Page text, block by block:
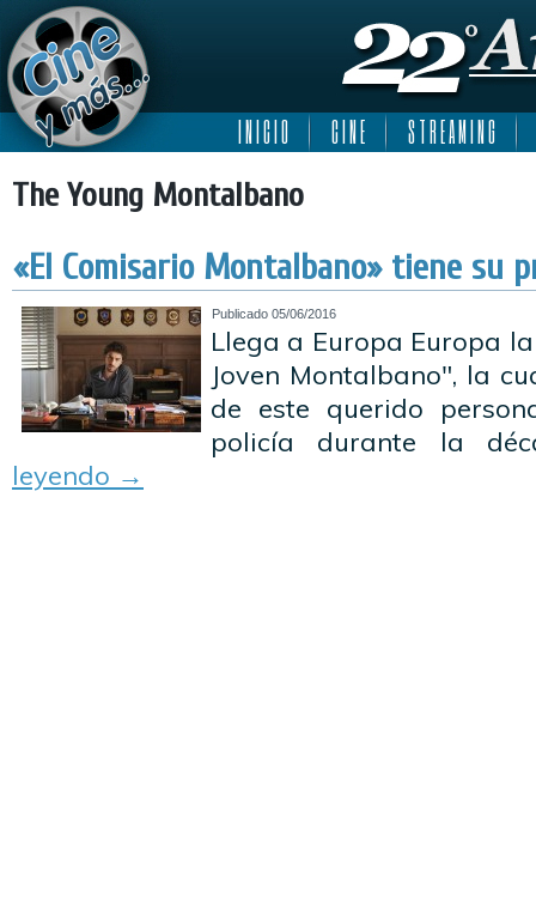
I N I C I O C I N E S T R E A M I N G
The Young Montalbano
«El Comisario Montalbano» tiene su
Publicado 05/06/2016
Llega a Europa Europa
Joven Montalbano", la
de este querido
policía durante la
leyendo →